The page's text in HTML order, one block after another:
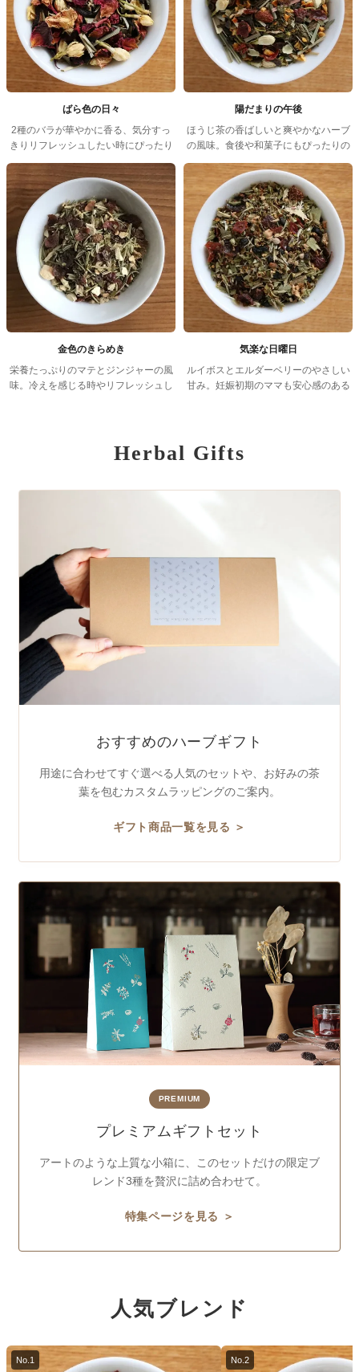
ばら色の日々
2種のバラが華やかに香る、気分すっ
きりリフレッシュしたい時にぴったり
陽だまりの午後
ほうじ茶の香ばしいと爽やかなハーブ
の風味。食後や和菓子にもぴったりの
金色のきらめき
栄養たっぷりのマテとジンジャーの風
味。冷えを感じる時やリフレッシュし
気楽な日曜日
ルイボスとエルダーベリーのやさしい
甘み。妊娠初期のママも安心感のある
Herbal Gifts
おすすめのハーブギフト
用途に合わせてすぐ選べる人気のセットや、お好みの茶
葉を包むカスタムラッピングのご案内。
ギフト商品一覧を見る ＞
PREMIUM
プレミアムギフトセット
アートのような上質な小箱に、このセットだけの限定ブ
レンド3種を贅沢に詰め合わせて。
特集ページを見る ＞
人気ブレンド
No.1 No.2